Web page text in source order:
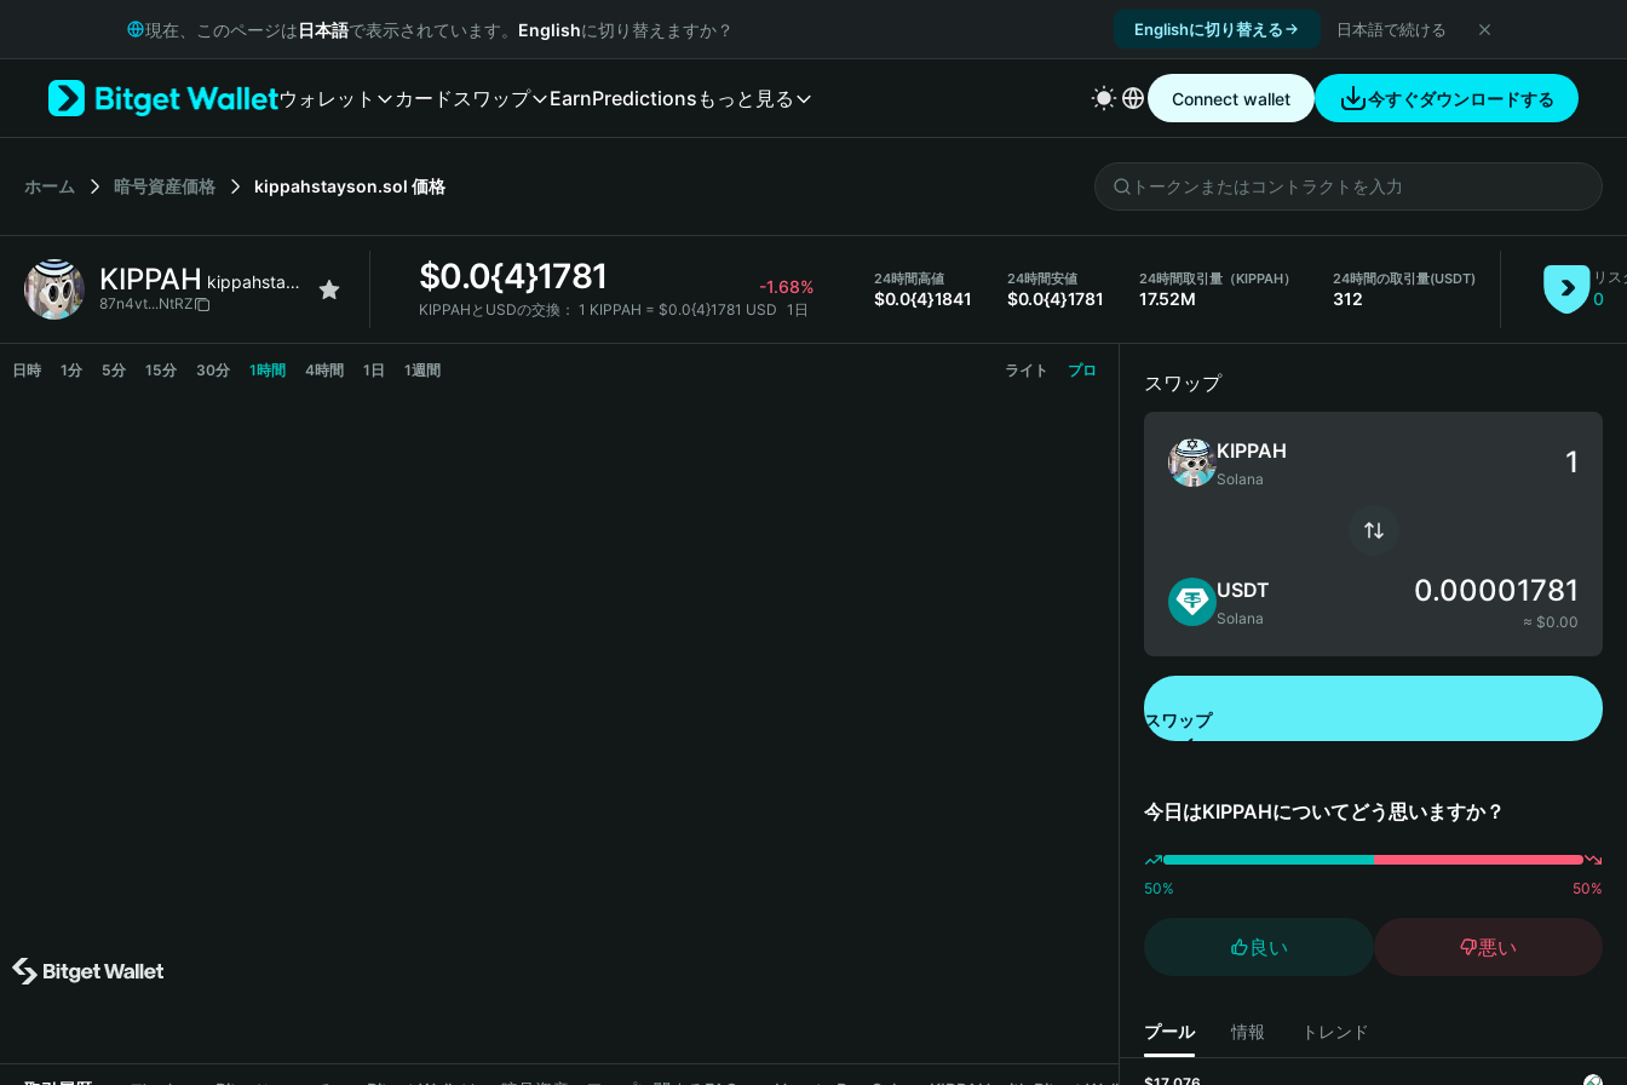
Русский
Italiano
简体中文
繁體中文
Bahasa Indonesia
現在、このページは日本語で表示されています。 Englishに切り替えますか？ Englishに切り替える 日本語で続ける
ウォレット カードスワップ EarnPredictions もっと見る Connect wallet 今すぐダウンロードする
ホーム 暗号資産価格 kippahstayson.sol 価格
KIPPAH kippahstayson.sol
87n4vt...NtRZ
$0.0{4}1781 -1.68%
KIPPAHとUSDの交換： 1 KIPPAH = $0.0{4}1781 USD 1日
24時間高値
$0.0{4}1841
24時間安値
$0.0{4}1781
24時間取引量（KIPPAH）
17.52M
24時間の取引量(USDT)
312
リス
0
KIPPAH Price Chart
日時 1分 5分 15分 30分 1時間 4時間 1日 1週間 ライト プロ
スワップ
KIPPAH
Solana
USDT
Solana
0.00001781
≈ $0.00
スワップ
今日はKIPPAHについてどう思いますか？
50% 50%
良い 悪い
プール 情報 トレンド